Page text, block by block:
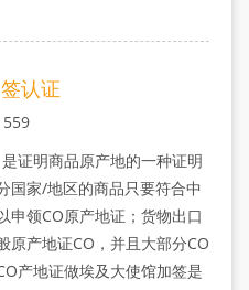
认证
证明商品原产地的一种证明
国家/地区的商品只要符合中
申领CO原产地证；货物出口
原产地证CO，并且大部分CO
产地证做埃及大使馆加签是